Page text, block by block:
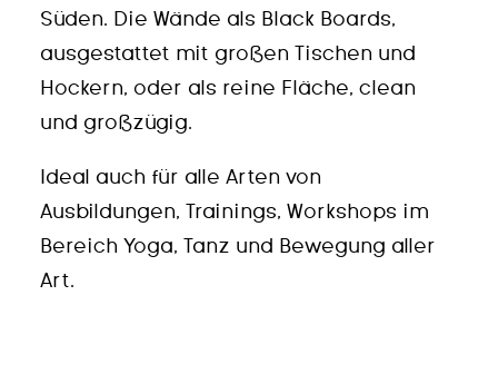
Süden. Die Wände als Black Boards,
ausgestattet mit großen Tischen und
Hockern, oder als reine Fläche, clean
und großzügig.
Ideal auch für alle Arten von
Ausbildungen, Trainings, Workshops im
Bereich Yoga, Tanz und Bewegung aller
Art.